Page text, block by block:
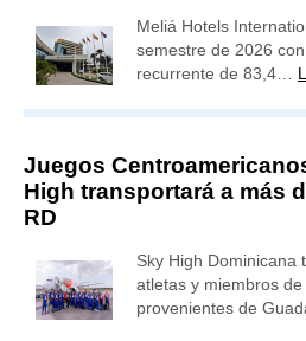
Meliá Hotels
semestre de 2026
recurrente de 83,4…
Juegos
High transportará a más
RD
Sky High Dominicana
atletas y miembros
provenientes de